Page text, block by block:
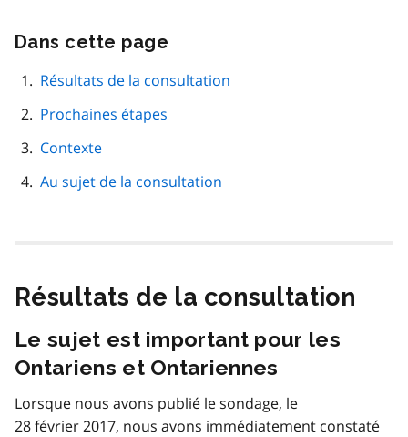
Dans cette page
navigation
Résultats de la consultation
Prochaines étapes
Contexte
Au sujet de la consultation
Résultats de la consultation
Le sujet est important pour les
Ontariens et Ontariennes
Lorsque nous avons publié le sondage, le
28 février 2017, nous avons immédiatement constaté